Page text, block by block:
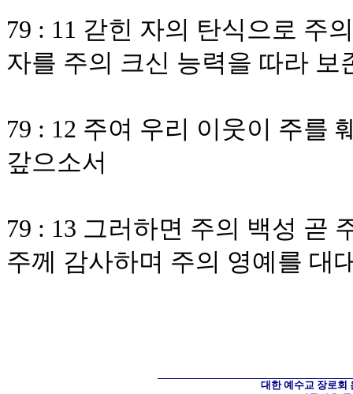
79 : 11 갇힌 자의 탄식으로 주
자를 주의 크신 능력을 따라 보
79 : 12 주여 우리 이웃이 주를
갚으소서
79 : 13 그러하면 주의 백성 곧
주께 감사하며 주의 영예를 대
대한 예수교 장로회